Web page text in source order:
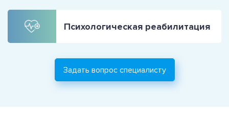
Психологическая реабилитация
Задать вопрос специалисту